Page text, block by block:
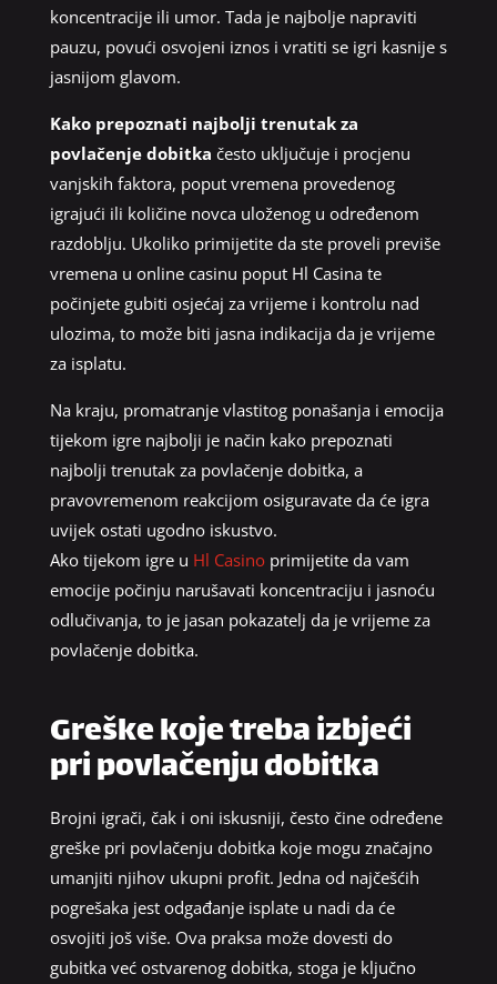
koncentracije ili umor. Tada je najbolje napraviti
pauzu, povući osvojeni iznos i vratiti se igri kasnije s
jasnijom glavom.
Kako prepoznati najbolji trenutak za
povlačenje dobitka često uključuje i procjenu
vanjskih faktora, poput vremena provedenog
igrajući ili količine novca uloženog u određenom
razdoblju. Ukoliko primijetite da ste proveli previše
vremena u online casinu poput Hl Casina te
počinjete gubiti osjećaj za vrijeme i kontrolu nad
ulozima, to može biti jasna indikacija da je vrijeme
za isplatu.
Na kraju, promatranje vlastitog ponašanja i emocija
tijekom igre najbolji je način kako prepoznati
najbolji trenutak za povlačenje dobitka, a
pravovremenom reakcijom osiguravate da će igra
uvijek ostati ugodno iskustvo.
Ako tijekom igre u Hl Casinoprimijetite da vam
emocije počinju narušavati koncentraciju i jasnoću
odlučivanja, to je jasan pokazatelj da je vrijeme za
povlačenje dobitka.
Greške koje treba izbjeći
pri povlačenju dobitka
Brojni igrači, čak i oni iskusniji, često čine određene
greške pri povlačenju dobitka koje mogu značajno
umanjiti njihov ukupni profit. Jedna od najčešćih
pogrešaka jest odgađanje isplate u nadi da će
osvojiti još više. Ova praksa može dovesti do
gubitka već ostvarenog dobitka, stoga je ključno